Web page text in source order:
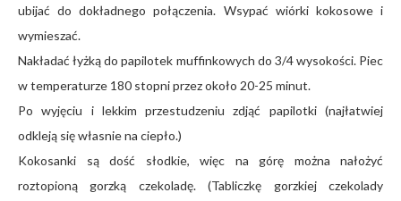
ubijać do dokładnego połączenia. Wsypać wiórki kokosowe i
wymieszać.
Nakładać łyżką do papilotek muffinkowych do 3/4 wysokości. Piec
w temperaturze 180 stopni przez około 20-25 minut.
Po wyjęciu i lekkim przestudzeniu zdjąć papilotki (najłatwiej
odkleją się własnie na ciepło.)
Kokosanki są dość słodkie, więc na górę można nałożyć
roztopioną gorzką czekoladę. (Tabliczkę gorzkiej czekolady